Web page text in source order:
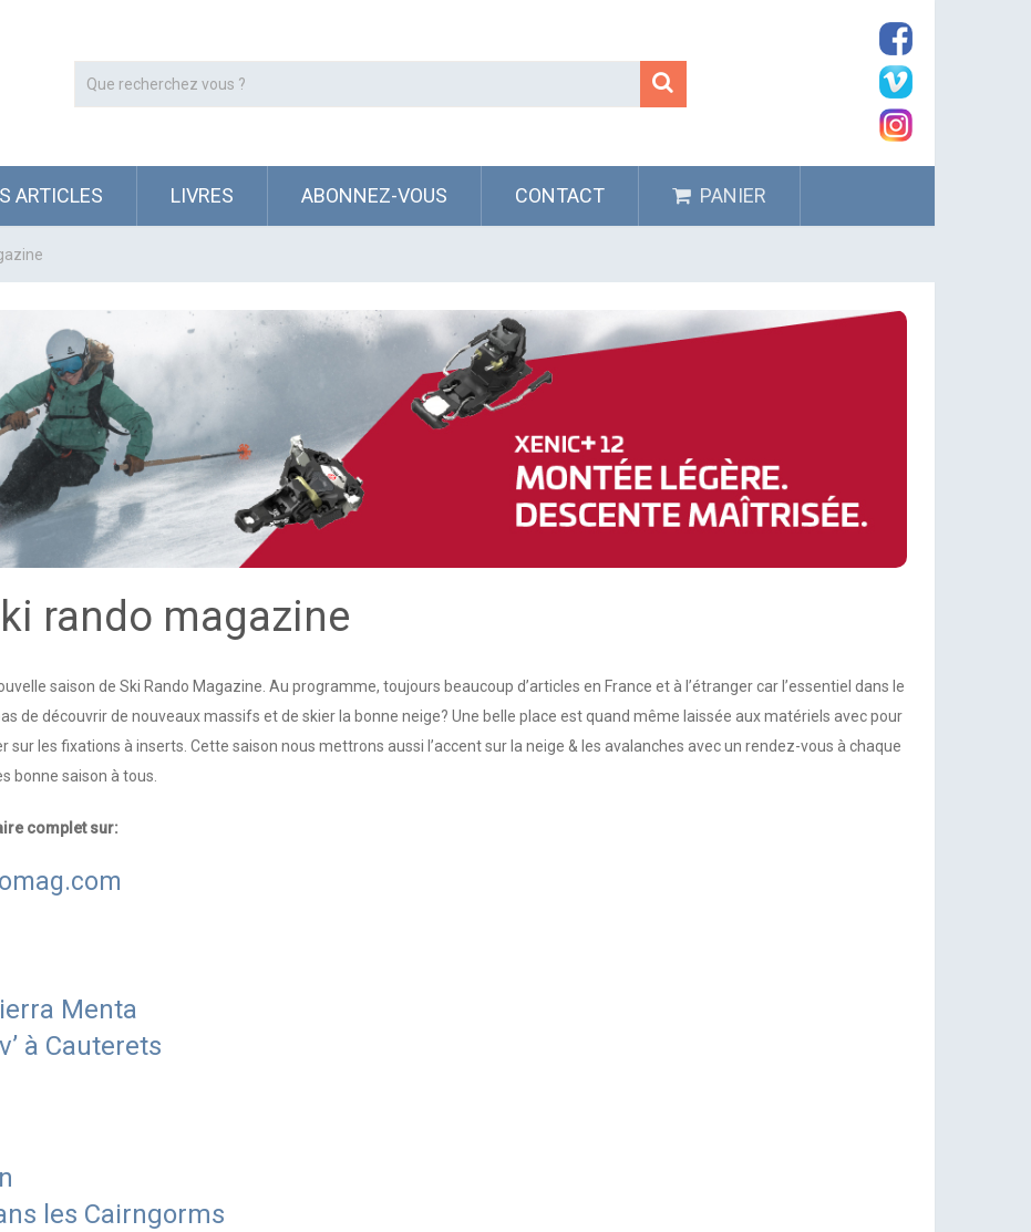
ARTICLES LIVRES ABONNEZ-VOUS CONTACT PANIER
rando magazine
saison de Ski Rando Magazine. Au programme, toujours beaucoup d’articles en France et à l’étranger car l’essentiel dans le
de découvrir de nouveaux massifs et de skier la bonne neige? Une belle place est quand même laissée aux matériels avec pour
sur les fixations à inserts. Cette saison nous mettrons aussi l’accent sur la neige & les avalanches avec un rendez-vous à chaque
bonne saison à tous.
complet sur:
Menta
à Cauterets
les Cairngorms